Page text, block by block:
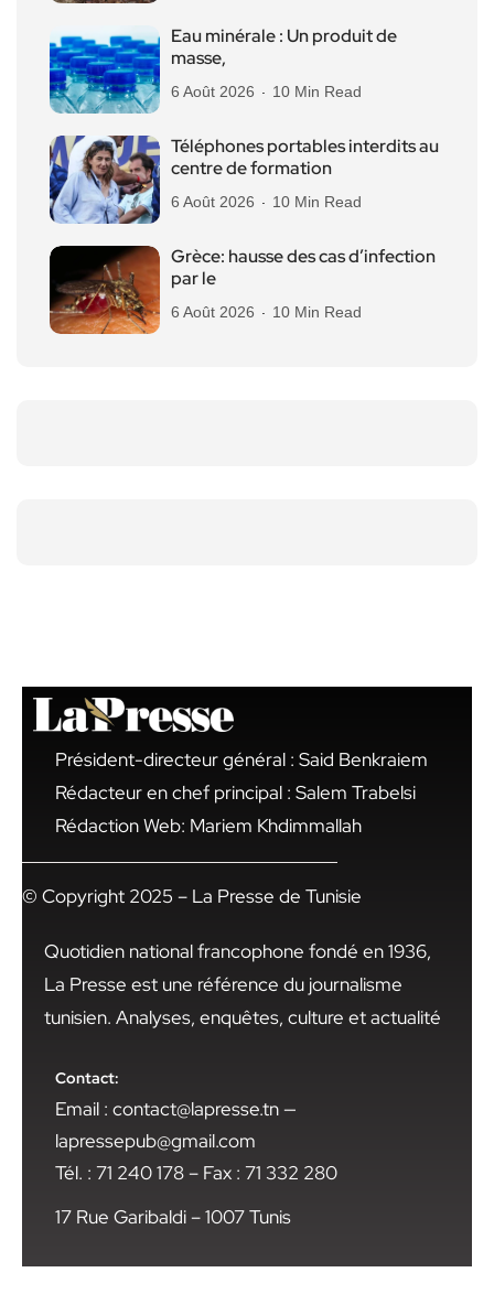
Eau minérale : Un produit de
masse,
6 Août 2026 10 Min Read
Téléphones portables interdits au
centre de formation
6 Août 2026 10 Min Read
Grèce: hausse des cas d’infection
par le
6 Août 2026 10 Min Read
Président-directeur général : Said Benkraiem
Rédacteur en chef principal : Salem Trabelsi
Rédaction Web: Mariem Khdimmallah
© Copyright 2025 – La Presse de Tunisie
Quotidien national francophone fondé en 1936,
La Presse est une référence du journalisme
tunisien. Analyses, enquêtes, culture et actualité
Contact:
Email : contact@lapresse.tn —
lapressepub@gmail.com
Tél. : 71 240 178 – Fax : 71 332 280
17 Rue Garibaldi – 1007 Tunis